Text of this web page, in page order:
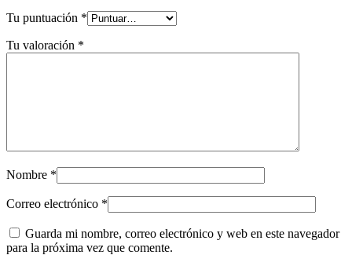
Tu puntuación *
Tu valoración *
Nombre *
Correo electrónico *
Guarda mi nombre, correo electrónico y web en este navegador
para la próxima vez que comente.